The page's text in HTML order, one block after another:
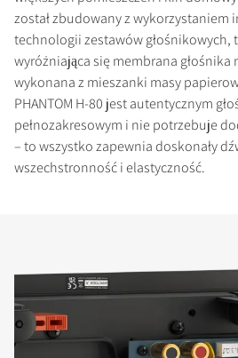
został zbudowany z wykorzystaniem
technologii zestawów głośnikowych,
wyróżniająca się membrana
wykonana z mieszanki masy
PHANTOM H-80 jest autentycznym
pełnozakresowym i nie potrzebuje
– to wszystko zapewnia doskonały
wszechstronność i elastyczność.